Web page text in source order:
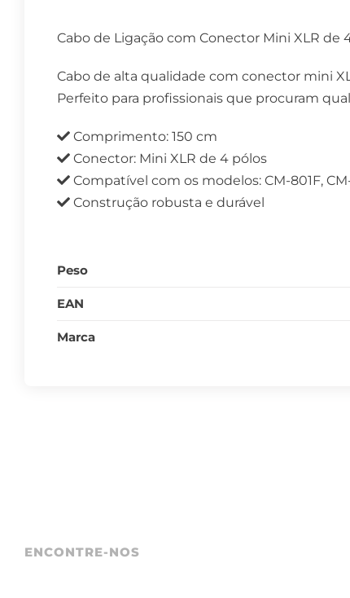
Cabo de Ligação com Conector Mini XLR de
Cabo de alta qualidade com conector mini
Perfeito para profissionais que procuram
Comprimento: 150 cm
Conector: Mini XLR de 4 pólos
Compatível com os modelos: CM-801F,
Construção robusta e durável
Peso
EAN
Marca
ENCONTRE-NOS